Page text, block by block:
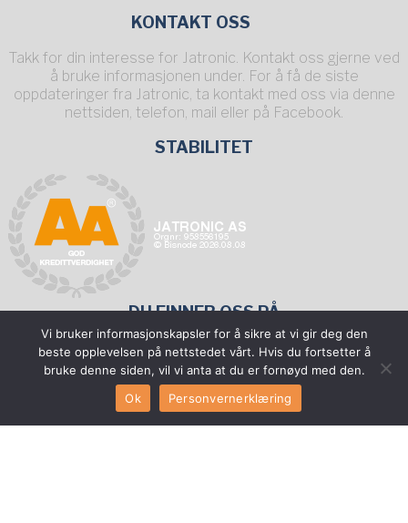
KONTAKT OSS
Takk for din interesse for Jatronic. Kontakt oss gjerne ved
å bruke informasjonen under. For å få de siste
oppdateringer fra Jatronic, ta kontakt med oss via denne
nettsiden, telefon, mail eller på Facebook.
STABILITET
DU FINNER OSS PÅ
SERVICESKJEMA
Ønsker du å være forhandler?
Vi bruker informasjonskapsler for å sikre at vi gir deg den
beste opplevelsen på nettstedet vårt. Hvis du fortsetter å
bruke denne siden, vil vi anta at du er fornøyd med den.
Ok
Personvernerklæring